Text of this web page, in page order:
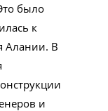
было
к
Алании. В
и